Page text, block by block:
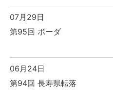
07月29日
第95回 ボーダ
06月24日
第94回 長寿県転落